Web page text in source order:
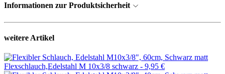
Informationen zur Produktsicherheit
weitere Artikel
Flexschlauch,Edelstahl M 10x3/8 schwarz - 9,95 €